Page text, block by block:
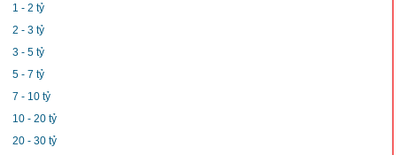
1 - 2 tỷ
2 - 3 tỷ
3 - 5 tỷ
5 - 7 tỷ
7 - 10 tỷ
10 - 20 tỷ
20 - 30 tỷ